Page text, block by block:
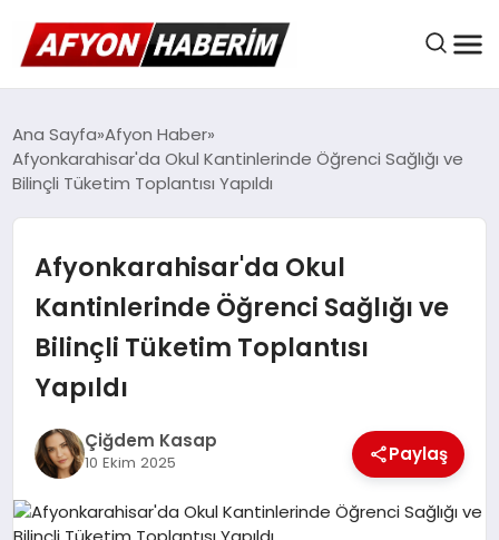
AFYON HABER
GÜNDEM
BELEDIYELER
EKONOMI
DÜNYA
Ana Sayfa Afyon Haber
Afyonkarahisar'da Okul Kantinlerinde Öğrenci Sağlığı ve
Bilinçli Tüketim Toplantısı Yapıldı
Afyonkarahisar'da Okul
Kantinlerinde Öğrenci Sağlığı ve
Bilinçli Tüketim Toplantısı
Yapıldı
Çiğdem Kasap
10 Ekim 2025 Paylaş